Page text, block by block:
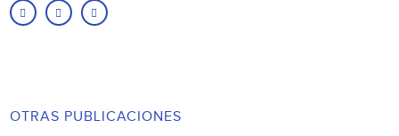
OTRAS PUBLICACIONES